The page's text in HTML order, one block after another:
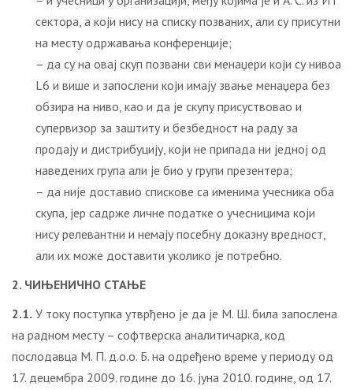
сектора, а који нису на списку позваних, али су присутни
на месту одржавања конференције;
– да су на овај скуп позвани сви менаџери који су нивоа
L6 и више и запослени који имају звање менаџера без
обзира на ниво, као и да је скупу присуствовао и
супервизор за заштиту и безбедност на раду за
продају и дистрибуцију, који не припада ни једној од
наведених група али је био у групи презентера;
– да није доставио спискове са именима учесника оба
скупа, јер садрже личне податке о учесницима који
нису релевантни и немају посебну доказну вредност,
али их може доставити уколико је потребно.
2. ЧИЊЕНИЧНО СТАЊЕ
2.1. У току поступка утврђено је да је М. Ш. била запослена
на радном месту – софтверска аналитичарка, код
послодавца М. П. д.о.о. Б. на одређено време у периоду од
17. децембра 2009. године до 16. јуна 2010. године, од 17.